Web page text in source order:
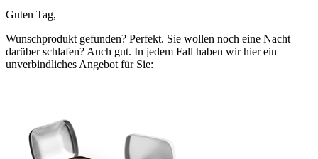
Guten Tag,
Wunschprodukt gefunden? Perfekt. Sie wollen noch eine Nacht
darüber schlafen? Auch gut. In jedem Fall haben wir hier ein
unverbindliches Angebot für Sie: